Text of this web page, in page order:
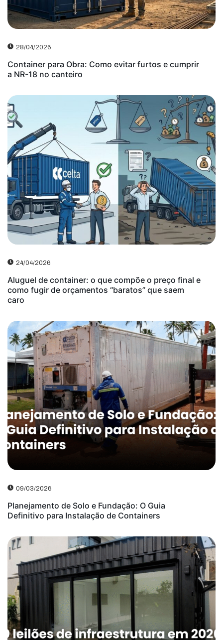
28/04/2026
Container para Obra: Como evitar furtos e cumprir
a NR-18 no canteiro
24/04/2026
Aluguel de container: o que compõe o preço final e
como fugir de orçamentos “baratos” que saem
caro
09/03/2026
Planejamento de Solo e Fundação: O Guia
Definitivo para Instalação de Containers